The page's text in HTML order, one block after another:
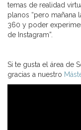
temas de realidad
planos “pero mañana
360 y poder
de Instagram”.
Si te gusta el área de
gracias a nuestro